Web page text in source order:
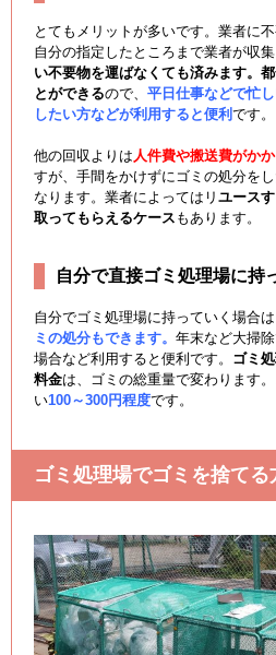
とてもメリットが多いです。業者に
自分の指定したところまで業者が収集
い不要物を運ばなくても済みます。
とができるので、 平日仕事などで忙
したい方などが利用すると便利 です。
他の回収よりは 人件費や搬送費がか
すが、手間をかけずにゴミの処分を
なります。業者によってはリ ユース
取ってもらえるケース もあります。
自分で直接ゴミ処理場に持
自分でゴミ処理場に持っていく場合は
ミの処分もできます。 年末など大掃
場合など利用すると便利です。 ゴミ
料金は、ゴミの総重量で変わります
い100～300円程度です。
ゴミ処理場でゴミを捨てる